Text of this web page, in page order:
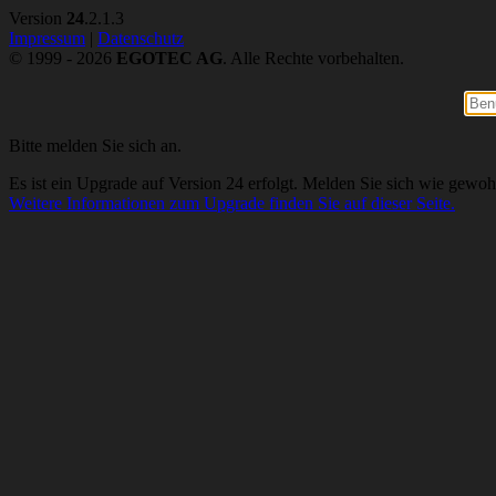
Version 24.2.1.3
Impressum | Datenschutz
© 1999 - 2026 EGOTEC AG. Alle Rechte vorbehalten.
Bitte melden Sie sich an.
Es ist ein Upgrade auf Version 24 erfolgt. Melden Sie sich wie
Weitere Informationen zum Upgrade finden Sie auf dieser Seite.